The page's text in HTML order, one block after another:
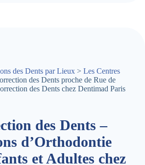
des Dents par Lieux > Les Centres
des Dents proche de Rue de
des Dents chez Dentimad Paris
des Dents –
d’Orthodontie
et Adultes chez